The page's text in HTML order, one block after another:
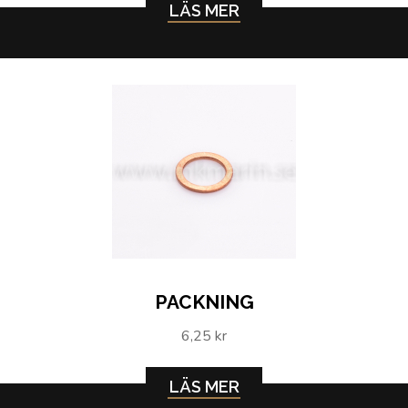
LÄS MER
PACKNING
6,25 kr
LÄS MER